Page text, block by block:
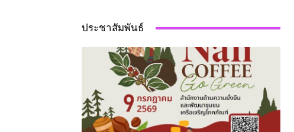
ประชาสัมพันธ์